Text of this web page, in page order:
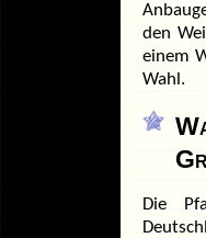
den
einem
Wahl.
Die